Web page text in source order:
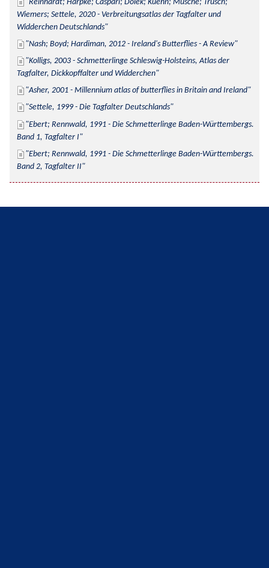
Reinhardt; Harpke; Caspari; Dolek; Kuehn; Musche; Trusch;
Wiemers; Settele, 2020 - Verbreitungsatlas der Tagfalter und
Widderchen Deutschlands
Nash; Boyd; Hardiman, 2012 - Ireland's Butterflies - A Review
Kolligs, 2003 - Schmetterlinge Schleswig-Holsteins, Atlas der
Tagfalter, Dickkopffalter und Widderchen
Asher, 2001 - Millennium atlas of butterflies in Britain and Ireland
Settele, 1999 - Die Tagfalter Deutschlands
Ebert; Rennwald, 1991 - Die Schmetterlinge Baden-Württembergs.
Band 1, Tagfalter I
Ebert; Rennwald, 1991 - Die Schmetterlinge Baden-Württembergs.
Band 2, Tagfalter II